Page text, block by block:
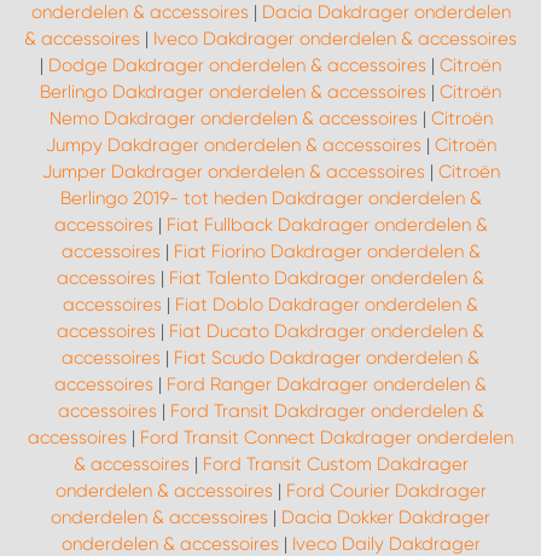
onderdelen & accessoires | Dacia Dakdrager onderdelen
& accessoires | Iveco Dakdrager onderdelen & accessoires
| Dodge Dakdrager onderdelen & accessoires | Citroën
Berlingo Dakdrager onderdelen & accessoires | Citroën
Nemo Dakdrager onderdelen & accessoires | Citroën
Jumpy Dakdrager onderdelen & accessoires | Citroën
Jumper Dakdrager onderdelen & accessoires | Citroën
Berlingo 2019- tot heden Dakdrager onderdelen &
accessoires | Fiat Fullback Dakdrager onderdelen &
accessoires | Fiat Fiorino Dakdrager onderdelen &
accessoires | Fiat Talento Dakdrager onderdelen &
accessoires | Fiat Doblo Dakdrager onderdelen &
accessoires | Fiat Ducato Dakdrager onderdelen &
accessoires | Fiat Scudo Dakdrager onderdelen &
accessoires | Ford Ranger Dakdrager onderdelen &
accessoires | Ford Transit Dakdrager onderdelen &
accessoires | Ford Transit Connect Dakdrager onderdelen
& accessoires | Ford Transit Custom Dakdrager
onderdelen & accessoires | Ford Courier Dakdrager
onderdelen & accessoires | Dacia Dokker Dakdrager
onderdelen & accessoires | Iveco Daily Dakdrager